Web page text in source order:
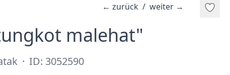
← zurück / weiter →
malehat"
· ID: 3052590